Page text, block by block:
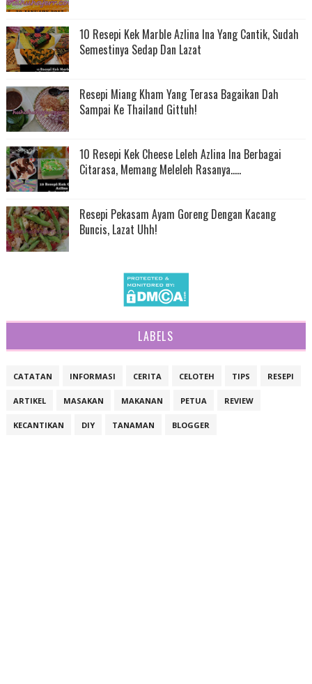
10 Resepi Kek Marble Azlina Ina Yang Cantik, Sudah
Semestinya Sedap Dan Lazat
Resepi Miang Kham Yang Terasa Bagaikan Dah
Sampai Ke Thailand Gittuh!
10 Resepi Kek Cheese Leleh Azlina Ina Berbagai
Citarasa, Memang Meleleh Rasanya.....
Resepi Pekasam Ayam Goreng Dengan Kacang
Buncis, Lazat Uhh!
LABELS
CATATAN INFORMASI CERITA CELOTEH TIPS RESEPI
ARTIKEL MASAKAN MAKANAN PETUA REVIEW
KECANTIKAN DIY TANAMAN BLOGGER